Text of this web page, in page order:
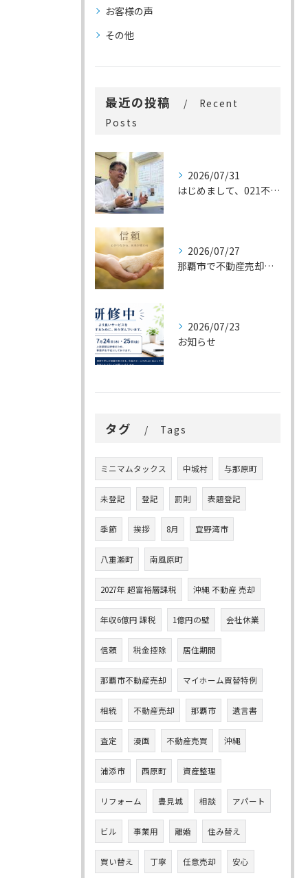
お客様の声
その他
最近の投稿
Recent
Posts
2026/07/31
はじめまして、021不動産です。
2026/07/27
那覇市で不動産売却をお考えの方へ｜信頼できる不動産会社を選ぶ7つのポイント
2026/07/23
お知らせ
タグ Tags
ミニマムタックス 中城村 与那原町
未登記 登記 罰則 表題登記
季節 挨拶 8月 宜野湾市
八重瀬町 南風原町
2027年 超富裕層課税 沖縄 不動産 売却
年収6億円 課税 1億円の壁 会社休業
信頼 税金控除 居住期間
那覇市不動産売却 マイホーム買替特例
相続 不動産売却 那覇市 遺言書
査定 漫画 不動産売買 沖縄
浦添市 西原町 資産整理
リフォーム 豊見城 相談 アパート
ビル 事業用 離婚 住み替え
買い替え 丁寧 任意売却 安心